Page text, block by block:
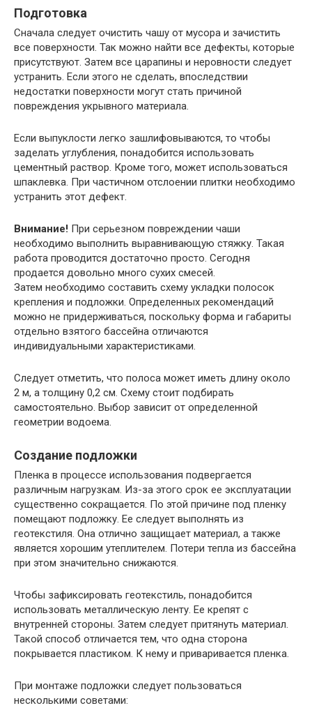
Подготовка
Сначала следует очистить чашу от мусора и зачистить
все поверхности. Так можно найти все дефекты, которые
присутствуют. Затем все царапины и неровности следует
устранить. Если этого не сделать, впоследствии
недостатки поверхности могут стать причиной
повреждения укрывного материала.
Если выпуклости легко зашлифовываются, то чтобы
заделать углубления, понадобится использовать
цементный раствор. Кроме того, может использоваться
шпаклевка. При частичном отслоении плитки необходимо
устранить этот дефект.
Внимание! При серьезном повреждении чаши
необходимо выполнить выравнивающую стяжку. Такая
работа проводится достаточно просто. Сегодня
продается довольно много сухих смесей.
Затем необходимо составить схему укладки полосок
крепления и подложки. Определенных рекомендаций
можно не придерживаться, поскольку форма и габариты
отдельно взятого бассейна отличаются
индивидуальными характеристиками.
Следует отметить, что полоса может иметь длину около
2 м, а толщину 0,2 см. Схему стоит подбирать
самостоятельно. Выбор зависит от определенной
геометрии водоема.
Создание подложки
Пленка в процессе использования подвергается
различным нагрузкам. Из-за этого срок ее эксплуатации
существенно сокращается. По этой причине под пленку
помещают подложку. Ее следует выполнять из
геотекстиля. Она отлично защищает материал, а также
является хорошим утеплителем. Потери тепла из бассейна
при этом значительно снижаются.
Чтобы зафиксировать геотекстиль, понадобится
использовать металлическую ленту. Ее крепят с
внутренней стороны. Затем следует притянуть материал.
Такой способ отличается тем, что одна сторона
покрывается пластиком. К нему и приваривается пленка.
При монтаже подложки следует пользоваться
несколькими советами: